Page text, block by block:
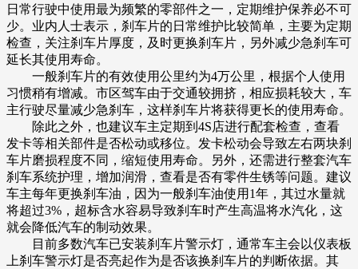
日常行驶中使用最为频繁的零部件之一，定期维护保养必不可
少。业内人士表示，刹车片的日常维护比较简单，主要为定期
检查，关注刹车片厚度，及时更换刹车片，另外减少急刹车可
延长其使用寿命。
一般刹车片的有效使用公里约为4万公里，根据个人使用
习惯稍有增减。市区驾车由于交通较拥挤，相应损耗较大，车
主行驶尽量减少急刹车，这样刹车片将获得更长的使用寿命。
除此之外，也建议车主定期到4S店进行配套检查，查看
发卡等相关部件是否松动或移位。发卡松动会导致左右两块刹
车片磨损程度不同，缩短使用寿命。另外，还需进行整套汽车
刹车系统护理，增加润滑，查看是否有零件生锈等问题。建议
车主每年更换刹车油，因为一般刹车油使用1年，其过水量就
将超过3%，超标含水容易导致刹车时产生高温将水汽化，这
就会降低汽车的制动效果。
目前多数汽车已安装刹车片警示灯，通常车主会以仪表板
上刹车警示灯是否亮起作为是否该换刹车片的判断依据。其